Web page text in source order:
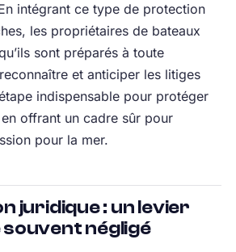
intégrant ce type de protection
les propriétaires de bateaux
sont préparés à toute
et anticiper les litiges
indispensable pour protéger
offrant un cadre sûr pour
pour la mer.
juridique : un levier
négligé